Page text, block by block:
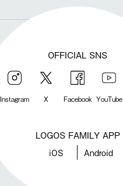
OFFICIAL SNS
Instagram X Facebook YouTube
LOGOS FAMILY APP
iOS Android